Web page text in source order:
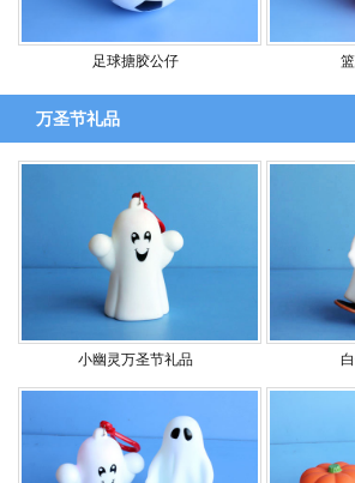
足球搪胶公仔
万圣节礼品
小幽灵万圣节礼品